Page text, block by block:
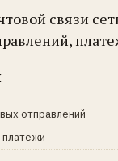
связи
отправлений